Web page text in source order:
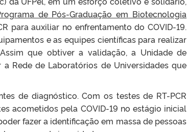
de Pós-Graduação em Biotecnologia
para auxiliar no enfrentamento do COVID-19.
e as equipes científicas para realizar
que obtiver a validação, a Unidade de
a Rede de Laboratórios de Universidades que
de diagnóstico. Com os testes de RT-PCR
acometidos pela COVID-19 no estágio inicial
fazer a identificação em massa de pessoas